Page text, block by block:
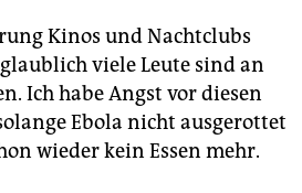
Kinos und Nachtclubs
viele Leute sind an
Ich habe Angst vor diesen
Ebola nicht ausgerottet
wieder kein Essen mehr.